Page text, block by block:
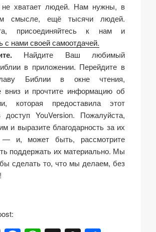
не хватает людей. Нам нужны, в
смысле, ещё тысячи людей.
присоединяйтесь к нам и
с нами своей самоотдачей.
Найдите Ваш любимый
в приложении. Перейдите в
Библии в окне чтения,
вниз и прочтите информацию об
которая предоставила этот
доступ YouVersion. Пожалуйста,
и выразите благодарность за их
— и, может быть, рассмотрите
поддержать их материально. Мы
сделать то, что мы делаем, без